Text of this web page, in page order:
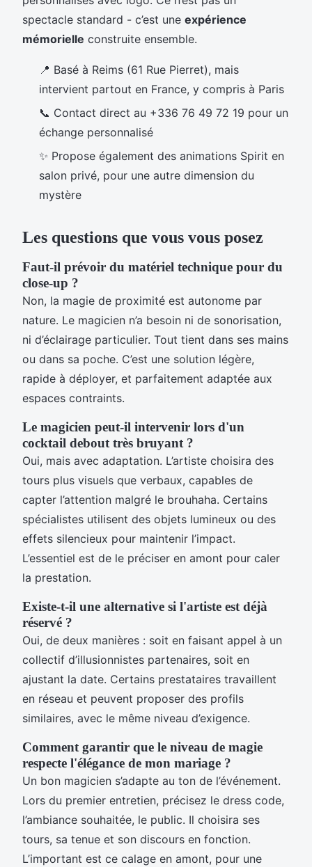
spectacle standard - c’est une expérience
mémorielle construite ensemble.
📍 Basé à Reims (61 Rue Pierret), mais
intervient partout en France, y compris à Paris
📞 Contact direct au +336 76 49 72 19 pour un
échange personnalisé
✨ Propose également des animations Spirit en
salon privé, pour une autre dimension du
mystère
Les questions que vous vous posez
Faut-il prévoir du matériel technique pour du
close-up ?
Non, la magie de proximité est autonome par
nature. Le magicien n’a besoin ni de sonorisation,
ni d’éclairage particulier. Tout tient dans ses mains
ou dans sa poche. C’est une solution légère,
rapide à déployer, et parfaitement adaptée aux
espaces contraints.
Le magicien peut-il intervenir lors d'un
cocktail debout très bruyant ?
Oui, mais avec adaptation. L’artiste choisira des
tours plus visuels que verbaux, capables de
capter l’attention malgré le brouhaha. Certains
spécialistes utilisent des objets lumineux ou des
effets silencieux pour maintenir l’impact.
L’essentiel est de le préciser en amont pour caler
la prestation.
Existe-t-il une alternative si l'artiste est déjà
réservé ?
Oui, de deux manières : soit en faisant appel à un
collectif d’illusionnistes partenaires, soit en
ajustant la date. Certains prestataires travaillent
en réseau et peuvent proposer des profils
similaires, avec le même niveau d’exigence.
Comment garantir que le niveau de magie
respecte l'élégance de mon mariage ?
Un bon magicien s’adapte au ton de l’événement.
Lors du premier entretien, précisez le dress code,
l’ambiance souhaitée, le public. Il choisira ses
tours, sa tenue et son discours en fonction.
L’important est ce calage en amont, pour une